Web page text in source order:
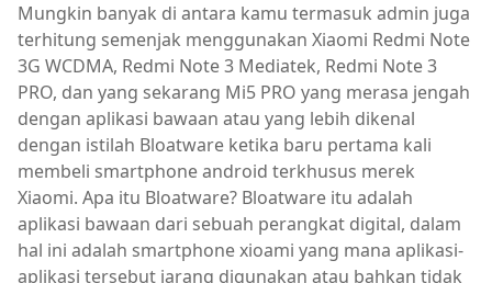
Mungkin banyak di antara kamu termasuk admin juga
terhitung semenjak menggunakan Xiaomi Redmi Note
3G WCDMA, Redmi Note 3 Mediatek, Redmi Note 3
PRO, dan yang sekarang Mi5 PRO yang merasa jengah
dengan aplikasi bawaan atau yang lebih dikenal
dengan istilah Bloatware ketika baru pertama kali
membeli smartphone android terkhusus merek
Xiaomi. Apa itu Bloatware? Bloatware itu adalah
aplikasi bawaan dari sebuah perangkat digital, dalam
hal ini adalah smartphone xioami yang mana aplikasi-
aplikasi tersebut jarang digunakan atau bahkan tidak